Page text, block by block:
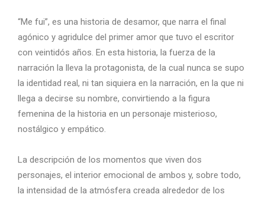
“Me fui”, es una historia de desamor, que narra el final
agónico y agridulce del primer amor que tuvo el escritor
con veintidós años. En esta historia, la fuerza de la
narración la lleva la protagonista, de la cual nunca se supo
la identidad real, ni tan siquiera en la narración, en la que ni
llega a decirse su nombre, convirtiendo a la figura
femenina de la historia en un personaje misterioso,
nostálgico y empático.
La descripción de los momentos que viven dos
personajes, el interior emocional de ambos y, sobre todo,
la intensidad de la atmósfera creada alrededor de los